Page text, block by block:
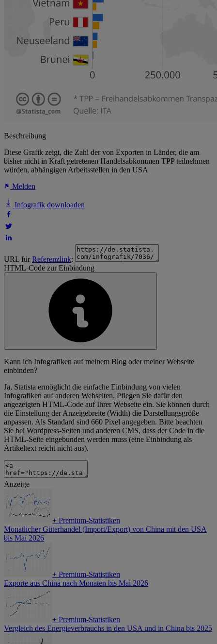
Beschreibung
Diese Grafik zeigt, die Zahl der von Exporten in Länder, die am
bisher nicht in Kraft getretenen Handelsabkommen TPP teilnehmen
würden, abhängigen Arbeitsstellen in den USA
Melden
Infografik downloaden
URL fürReferenzlink:
HTML-Code zur Einbindung
Kann ich Infografiken auf meinem Blog oder meiner Webseite
einbinden?
Ja, Statista ermöglicht die einfache Einbindung von vielen
Infografiken auf anderen Webseiten. Pflegen Sie dafür den
angezeigten HTML-Code auf Ihrer Webseite ein. Sie können durch
die Einstellung der Anzeigebreite (Width) die Darstellungsgröße
anpassen. Als Standard sind 660 Pixel angegeben. Bitte beachten
Sie bei Wordpress-Seiten und anderen CMS, dass der Code in die
HTML-Seite eingebunden werden muss (eine Einbindung als
Artikeltext reicht nicht aus).
Anzeige
+ Premium-Statistiken
Monatlicher Güterhandel (Import/Export) von China mit den USA
bis Mai 2026
+ Premium-Statistiken
Exporte aus China nach Monaten bis Mai 2026
+ Premium-Statistiken
Vergleich des Energieverbrauchs in den USA und in China bis 2025